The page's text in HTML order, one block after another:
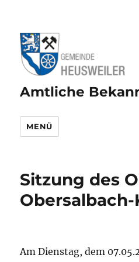
Amtliche
MENÜ
Sitzung des
Am Dienstag, dem